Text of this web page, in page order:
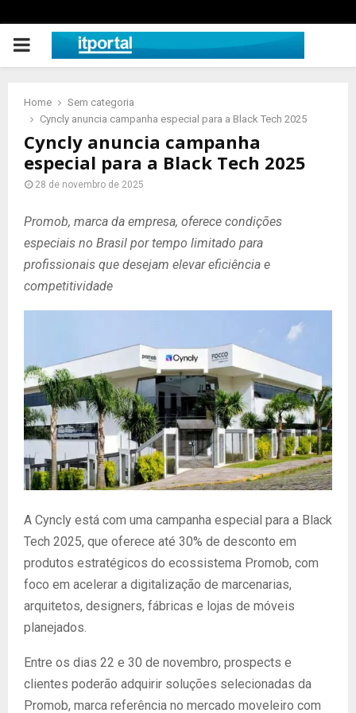
PRIMARY
Home
Sem categoria
Cyncly anuncia campanha especial para a Black Tech 2025
Cyncly anuncia campanha
especial para a Black Tech 2025
28 de novembro de 2025
Promob, marca da empresa, oferece condições
especiais no Brasil por tempo limitado para
profissionais que desejam elevar eficiência e
competitividade
A Cyncly está com uma campanha especial para a Black
Tech 2025, que oferece até 30% de desconto em
produtos estratégicos do ecossistema Promob, com
foco em acelerar a digitalização de marcenarias,
arquitetos, designers, fábricas e lojas de móveis
planejados.
Entre os dias 22 e 30 de novembro, prospects e
clientes poderão adquirir soluções selecionadas da
Promob, marca referência no mercado moveleiro com